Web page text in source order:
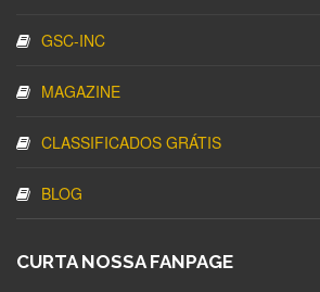
GSC-INC
MAGAZINE
CLASSIFICADOS GRÁTIS
BLOG
CURTA NOSSA FANPAGE